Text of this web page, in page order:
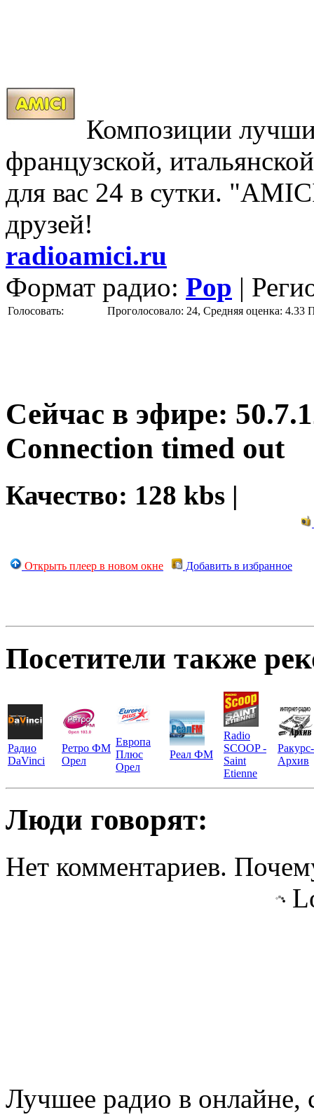
Композиции
французской,
для вас 24 в сутки.
друзей!
radioamici.ru
Формат радио: Pop |
Голосовать: Проголосовало: 24, Средняя оценка: 4.33
Сейчас в эфире:
Connection timed out
Качество: 128 kbs |
Открыть плеер в новом окне Добавить в избранное
Посетители также
Радио
DaVinci
Ретро ФМ
Орел
Европа
Плюс
Орел
Реал ФМ
Radio
SCOOP -
Saint
Etienne
Ракурс-
Архив
Люди говорят:
Нет комментариев.
Лучшее радио в онлайне,